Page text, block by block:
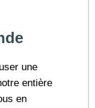
une
entière
en